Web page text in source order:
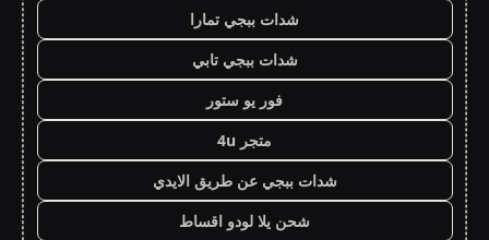
شدات ببجي تمارا
شدات ببجي تابي
فور يو ستور
متجر 4u
شدات ببجي عن طريق الايدي
شحن يلا لودو اقساط